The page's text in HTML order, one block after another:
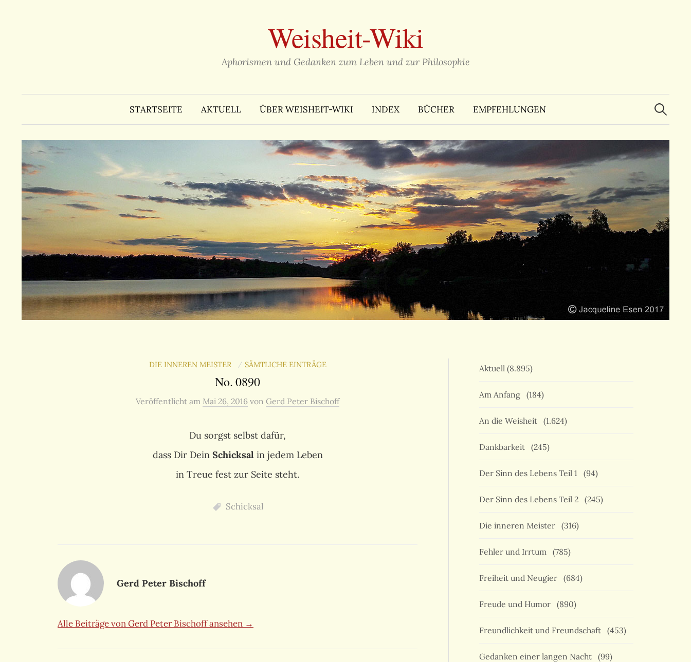
Weisheit-Wiki
Aphorismen und Gedanken zum Leben und zur Philosophie
STARTSEITE AKTUELL ÜBER WEISHEIT-WIKI INDEX BÜCHER EMPFEHLUNGEN
Suchen
nach:
DIE INNEREN MEISTER / SÄMTLICHE EINTRÄGE
No. 0890
Veröffentlicht am Mai 26, 2016 von Gerd Peter Bischoff
Du sorgst selbst dafür,
dass Dir Dein Schicksalin jedem Leben
in Treue fest zur Seite steht.
Schicksal
Gerd Peter Bischoff
Alle Beiträge von Gerd Peter Bischoff ansehen →
Aktuell (8.895)
Am Anfang (184)
An die Weisheit (1.624)
Dankbarkeit (245)
Der Sinn des Lebens Teil 1 (94)
Der Sinn des Lebens Teil 2 (245)
Die inneren Meister (316)
Fehler und Irrtum (785)
Freiheit und Neugier (684)
Freude und Humor (890)
Freundlichkeit und Freundschaft (453)
Gedanken einer langen Nacht (99)